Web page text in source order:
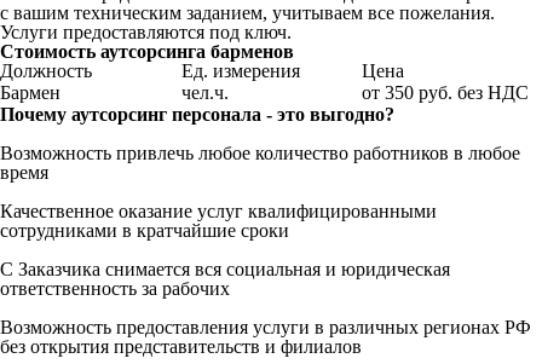
с вашим техническим заданием, учитываем все пожелания.
Услуги предоставляются под ключ.
Стоимость аутсорсинга барменов
Должность
Ед. измерения
Цена
Бармен
чел.ч.
от 350 руб. без НДС
Почему аутсорсинг персонала - это выгодно?
Возможность привлечь любое количество работников в любое
время
Качественное оказание услуг квалифицированными
сотрудниками в кратчайшие сроки
С Заказчика снимается вся социальная и юридическая
ответственность за рабочих
Возможность предоставления услуги в различных регионах РФ
без открытия представительств и филиалов